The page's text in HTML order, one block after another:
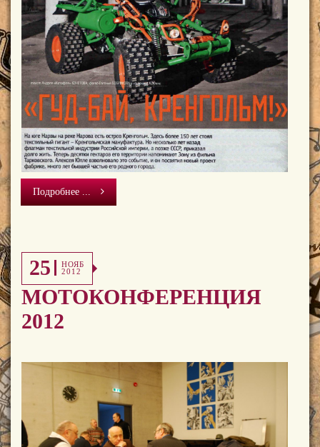
Подробнее ...
25
НОЯБ
2012
МОТОКОНФЕРЕНЦИЯ
2012